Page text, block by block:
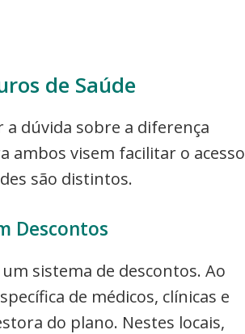
de Saúde
dúvida sobre a diferença
ambos visem facilitar o acesso
são distintos.
Descontos
sistema de descontos. Ao
de médicos, clínicas e
do plano. Nestes locais,